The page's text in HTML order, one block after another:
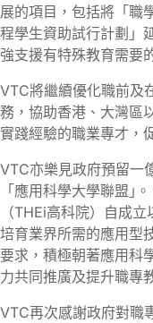
展的項目，包括將「職
程學生資助試行計劃」
強支援有特殊教育需要
VTC將繼續優化職前及
務，協助香港、大灣區
實踐經驗的職業專才，
VTC亦樂見政府預留一
「應用科學大學聯盟｣
（THEi高科院）自成
培育業界所需的應用型
要求，積極朝著應用科
力共同推廣及提升職專
VTC再次感謝政府對職